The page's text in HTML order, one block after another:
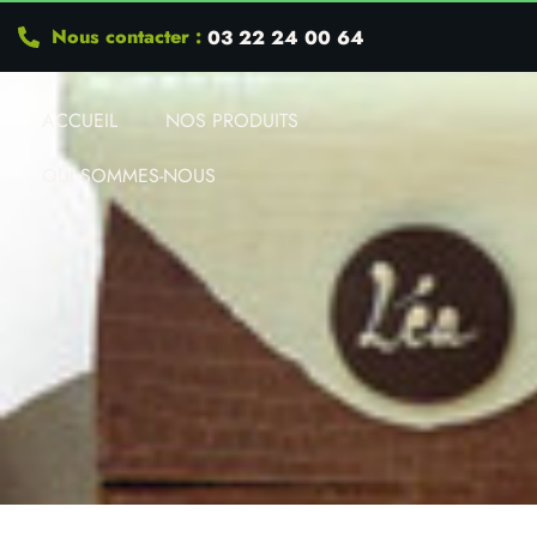
Nous contacter : 03 22 24 00 64
ACCUEIL
NOS PRODUITS
QUI SOMMES-NOUS